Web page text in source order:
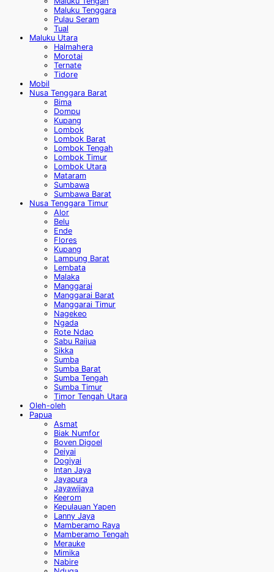
Maluku Tenggara
Pulau Seram
Tual
Maluku Utara
Halmahera
Morotai
Ternate
Tidore
Mobil
Nusa Tenggara Barat
Bima
Dompu
Kupang
Lombok
Lombok Barat
Lombok Tengah
Lombok Timur
Lombok Utara
Mataram
Sumbawa
Sumbawa Barat
Nusa Tenggara Timur
Alor
Belu
Ende
Flores
Kupang
Lampung Barat
Lembata
Malaka
Manggarai
Manggarai Barat
Manggarai Timur
Nagekeo
Ngada
Rote Ndao
Sabu Raijua
Sikka
Sumba
Sumba Barat
Sumba Tengah
Sumba Timur
Timor Tengah Utara
Oleh-oleh
Papua
Asmat
Biak Numfor
Boven Digoel
Deiyai
Dogiyai
Intan Jaya
Jayapura
Jayawijaya
Keerom
Kepulauan Yapen
Lanny Jaya
Mamberamo Raya
Mamberamo Tengah
Merauke
Mimika
Nabire